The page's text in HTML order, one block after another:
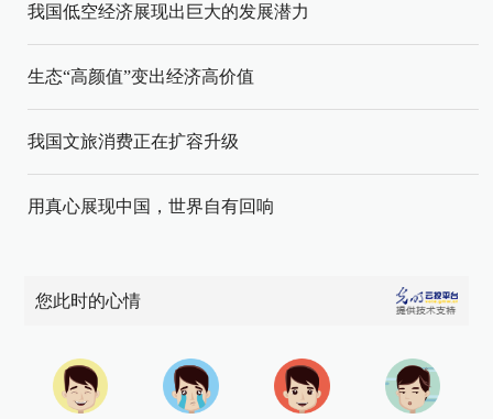
我国低空经济展现出巨大的发展潜力
生态“高颜值”变出经济高价值
我国文旅消费正在扩容升级
用真心展现中国，世界自有回响
您此时的心情